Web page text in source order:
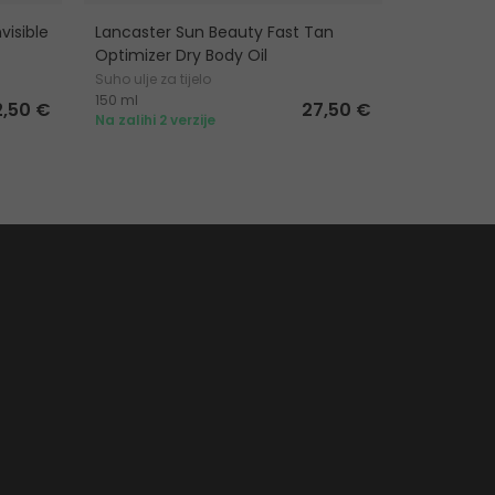
€
Lancaster Sun Beauty Fast Tan
Optimizer Dry Body Oil
Suho ulje za tijelo
150 ml
Na zalihi 2 verzije
27,50 €